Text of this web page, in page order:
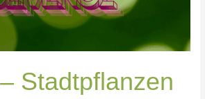
Stadtpflanzen